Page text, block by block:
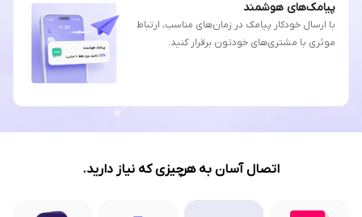
پیامک‌های هوشمند
با ارسال خودکار پیامک در زمان‌های مناسب، ارتباط
موثری با مشتری‌های خودتون برقرار کنید.
اتصال آسان به هرچیزی که نیاز دارید.